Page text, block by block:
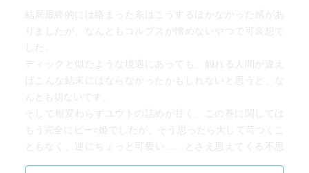
結局最終的には絡まった糸はこうするほかなかった感があ
りましたが、なんともコルブスが憎めないやつで可哀想で
した。
ディックと似たような境遇にあっても、触れる人間が違え
ばこんな結末にはならなかったかもしれないと思うと、な
んとも切ないです。
そして相変わらずユウトの詰めが甘く、この巻に関しては
もう完全にピー○姫でしたが、そう思ったら大して苛つくこ
ともなく、逆にちょっと可愛い……とさえ思えてくる不思